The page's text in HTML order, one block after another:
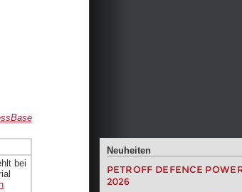
bei
Neuheiten
PETROFF DEFENCE
2026